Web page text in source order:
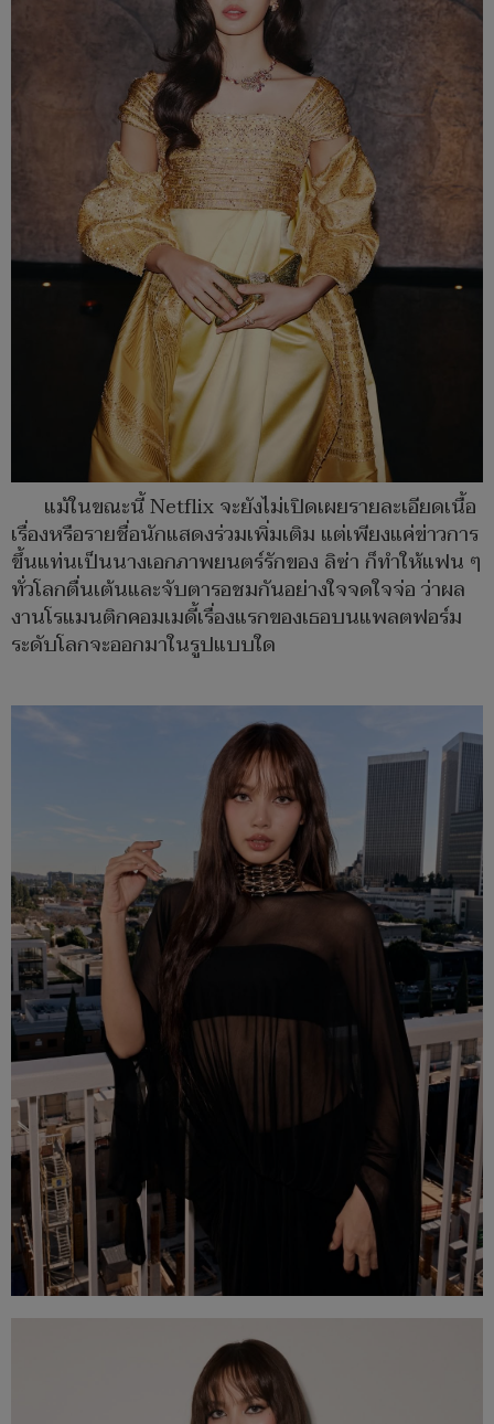
แม้ในขณะนี้ Netflix จะยังไม่เปิดเผยรายละเอียดเนื้อ
เรื่องหรือรายชื่อนักแสดงร่วมเพิ่มเติม แต่เพียงแค่ข่าวการ
ขึ้นแท่นเป็นนางเอกภาพยนตร์รักของ ลิซ่า ก็ทำให้แฟน ๆ
ทั่วโลกตื่นเต้นและจับตารอชมกันอย่างใจจดใจจ่อ ว่าผล
งานโรแมนติกคอมเมดี้เรื่องแรกของเธอบนแพลตฟอร์ม
ระดับโลกจะออกมาในรูปแบบใด